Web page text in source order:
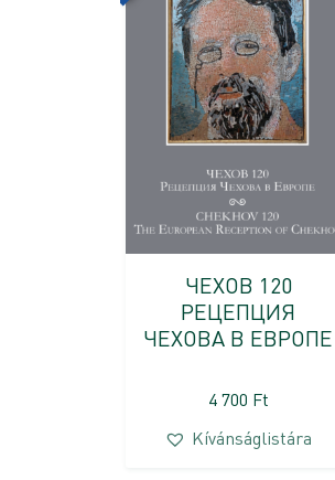
ЧЕХОВ 120
РЕЦЕПЦИЯ
ЧЕХОВА В ЕВРОПЕ
4 700 Ft
Kívánságlistára